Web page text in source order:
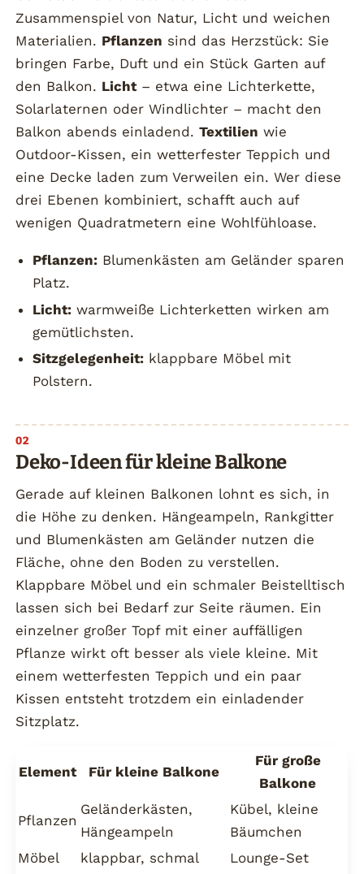
Zusammenspiel von Natur, Licht und weichen
Materialien. Pflanzen sind das Herzstück: Sie
bringen Farbe, Duft und ein Stück Garten auf
den Balkon. Licht– etwa eine Lichterkette,
Solarlaternen oder Windlichter – macht den
Balkon abends einladend.Textilien wie
Outdoor-Kissen, ein wetterfester Teppich und
eine Decke laden zum Verweilen ein. Wer diese
drei Ebenen kombiniert, schafft auch auf
wenigen Quadratmetern eine Wohlfühloase.
Pflanzen:Blumenkästen am Geländer sparen
Platz.
Licht:warmweiße Lichterketten wirken am
gemütlichsten.
Sitzgelegenheit:klappbare Möbel mit
Polstern.
Deko-Ideen für kleine Balkone
Gerade auf kleinen Balkonen lohnt es sich, in
die Höhe zu denken. Hängeampeln, Rankgitter
und Blumenkästen am Geländer nutzen die
Fläche, ohne den Boden zu verstellen.
Klappbare Möbel und ein schmaler Beistelltisch
lassen sich bei Bedarf zur Seite räumen. Ein
einzelner großer Topf mit einer auffälligen
Pflanze wirkt oft besser als viele kleine. Mit
einem wetterfesten Teppich und ein paar
Kissen entsteht trotzdem ein einladender
Sitzplatz.
Element Für kleine Balkone
Für große
Balkone
Pflanzen
Geländerkästen,
Hängeampeln
Kübel, kleine
Bäumchen
Möbel
klappbar, schmal Lounge-Set